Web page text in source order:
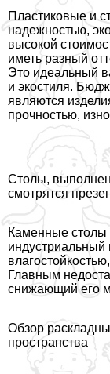
Пластиковые и
надежностью,
высокой
иметь разный
Это идеальный
и экостиля.
являются
прочностью,
Столы,
смотрятся
Каменные столы
индустриальный
Главным
снижающий его
Обзор
прострaнcтва